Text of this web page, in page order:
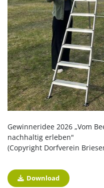
Gewinneridee 2026 „Vom
nachhaltig erleben"
(Copyright Dorfverein
Download